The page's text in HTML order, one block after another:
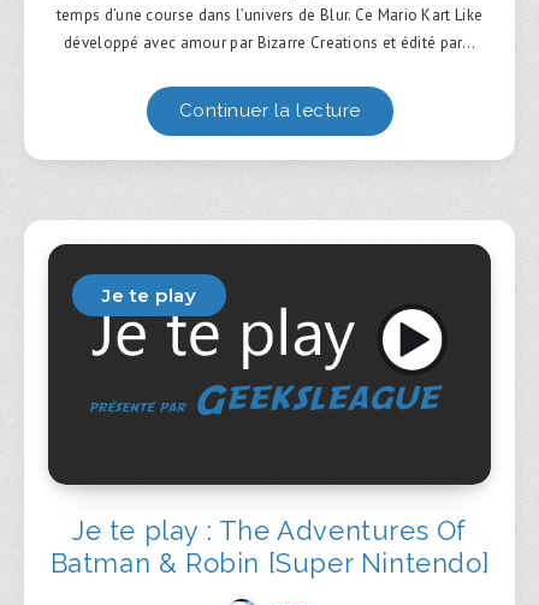
temps d’une course dans l’univers de Blur. Ce Mario Kart Like
développé avec amour par Bizarre Creations et édité par…
Continuer la lecture
Je te play
Je te play : The Adventures Of
Batman & Robin [Super Nintendo]